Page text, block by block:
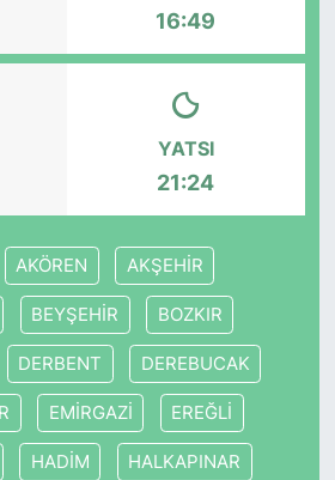
16:49
YATSI
21:24
AKÖREN AKŞEHİR
BEYŞEHİR BOZKIR
DERBENT DEREBUCAK
EMİRGAZİ EREĞLİ
HADİM HALKAPINAR
GÜNDEMİ